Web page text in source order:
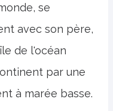
se
avec son père,
de l'océan
par une
à marée basse.